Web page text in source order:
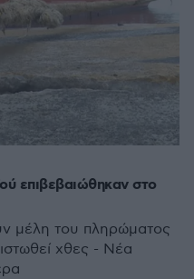
επιβεβαιώθηκαν στο
μέλη του πληρώματος
χθες - Νέα